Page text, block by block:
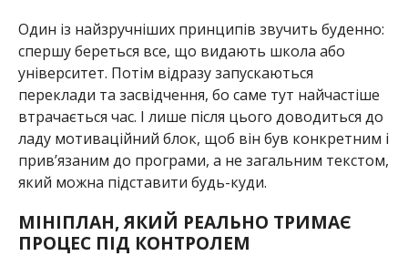
Один із найзручніших принципів звучить буденно:
спершу береться все, що видають школа або
університет. Потім відразу запускаються
переклади та засвідчення, бо саме тут найчастіше
втрачається час. І лише після цього доводиться до
ладу мотиваційний блок, щоб він був конкретним і
прив’язаним до програми, а не загальним текстом,
який можна підставити будь-куди.
МІНІПЛАН, ЯКИЙ РЕАЛЬНО ТРИМАЄ
ПРОЦЕС ПІД КОНТРОЛЕМ